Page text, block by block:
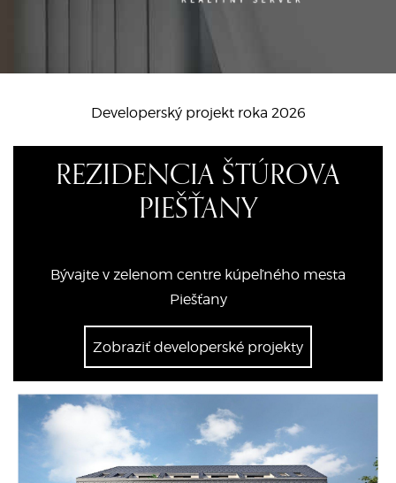
Developerský projekt roka 2026
REZIDENCIA ŠTÚROVA
PIEŠŤANY
Bývajte v zelenom centre kúpeľného mesta
Piešťany
Zobraziť developerské projekty